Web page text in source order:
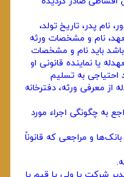
نام پدر، تاریخ تولد،
نام و مشخصات ورثه
باید نام و مشخصات
یا نماینده قانونی او
احتیاجی به تسلیم
معرفی ورثه، دفترخانه
به چگونگی اجراء مورد
و مراجعی که قانوناً